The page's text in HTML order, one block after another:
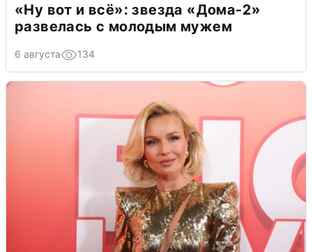
«Ну вот и всё»: звезда «Дома-2»
развелась с молодым мужем
6 августа 134